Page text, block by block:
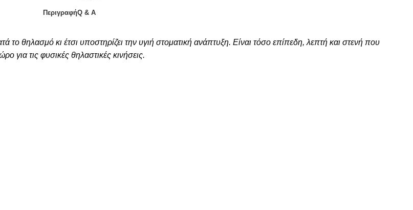
ΠεριγραφήQ & A
θηλασμό κι έτσι υποστηρίζει την υγιή στοματική ανάπτυξη. Είναι τόσο επίπεδη, λεπτή και στενή που
για τις φυσικές θηλαστικές κινήσεις.